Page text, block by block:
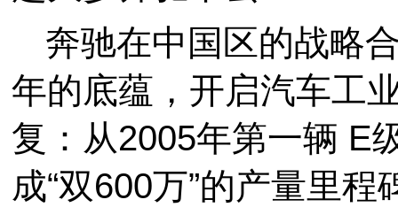
奔驰在中国区的战略
年的底蕴，开启汽车工
复：从2005年第一辆 E
成“双600万”的产量里程